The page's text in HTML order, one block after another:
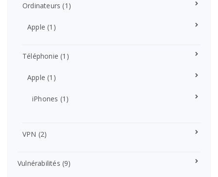
Ordinateurs (1)
Apple (1)
Téléphonie (1)
Apple (1)
iPhones (1)
VPN (2)
Vulnérabilités (9)